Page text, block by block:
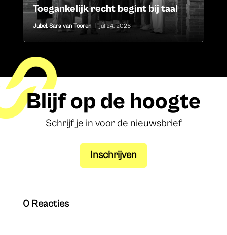
Toegankelijk recht begint bij taal
Jubel,Sara van Tooren | jul 24, 2026
Blijf op de hoogte
Schrijf je in voor de nieuwsbrief
Inschrijven
0 Reacties